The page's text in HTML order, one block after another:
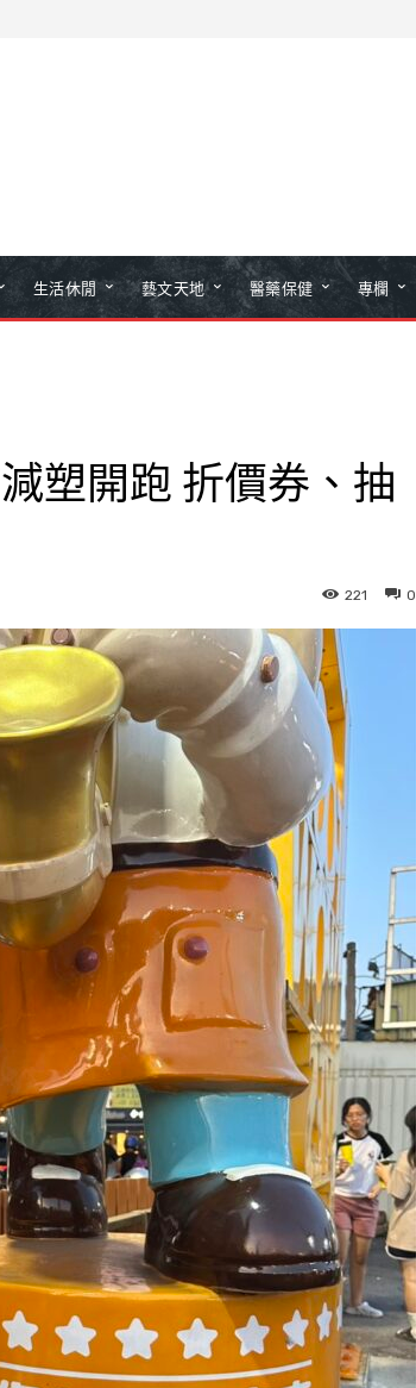
生活休閒 藝文天地 醫藥保健 專欄
塑開跑 折價券、抽
0
221